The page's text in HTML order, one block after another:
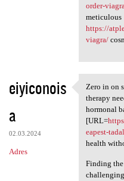
order-
meticulous
https://
viagra/
eiyiconois
a
02.03.2024
Adres
Zero in
Zero in on
therapy
hormonal
[URL=
eapest-
health
Finding the